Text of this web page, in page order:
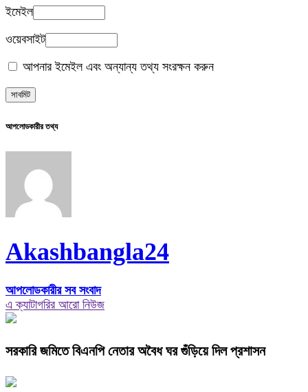
ইমেইল
ওয়েবসাইট
আপনার ইমেইল এবং অন্যান্য তথ্য সংরক্ষন করুন
আপলোডকারীর তথ্য
Akashbangla24
আপলোডকারীর সব সংবাদ
এ ক্যাটাগরির আরো নিউজ
সরকারি জমিতে বিএনপি নেতার অবৈধ ঘর গুঁড়িয়ে দিল প্রশাসন